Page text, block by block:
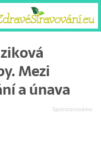
Mezi
a únava